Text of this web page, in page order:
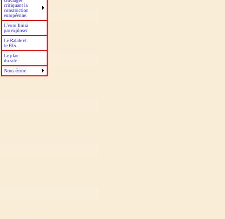
critiquant la
construction
européenne.
L'euro finira
par exploser.
Le Rafale et
le F35.
Le plan
du site
Nous écrire